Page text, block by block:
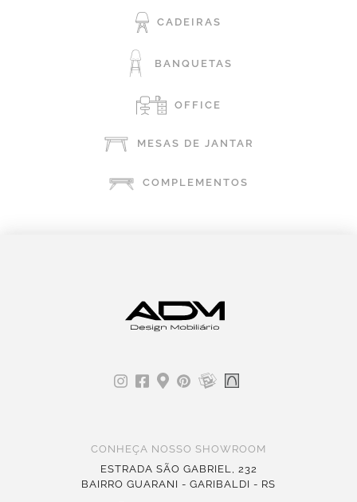
CADEIRAS
BANQUETAS
OFFICE
MESAS DE JANTAR
COMPLEMENTOS
CONHEÇA NOSSO SHOWROOM
ESTRADA SÃO GABRIEL, 232
BAIRRO GUARANI - GARIBALDI - RS